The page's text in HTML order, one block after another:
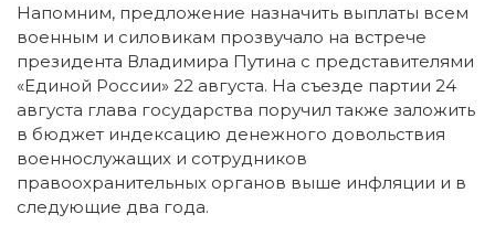
Напомним, предложение назначить выплаты всем
военным и силовикам прозвучало на встрече
президента Владимира Путина с представителями
«Единой России» 22 августа. На съезде партии 24
августа глава государства поручил также заложить
в бюджет индексацию денежного довольствия
военнослужащих и сотрудников
правоохранительных органов выше инфляции и в
следующие два года.